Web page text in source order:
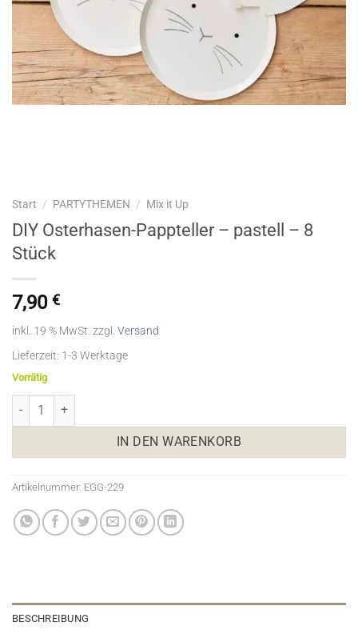
Start / PARTYTHEMEN / Mix it Up
DIY Osterhasen-Pappteller – pastell – 8
Stück
7,90 €
inkl. 19 % MwSt. zzgl. Versand
Lieferzeit: 1-3 Werktage
Vorrätig
DIY Osterhasen-Pappteller - pastell - 8 Stück Menge
IN DEN WARENKORB
Artikelnummer: EGG-229
BESCHREIBUNG